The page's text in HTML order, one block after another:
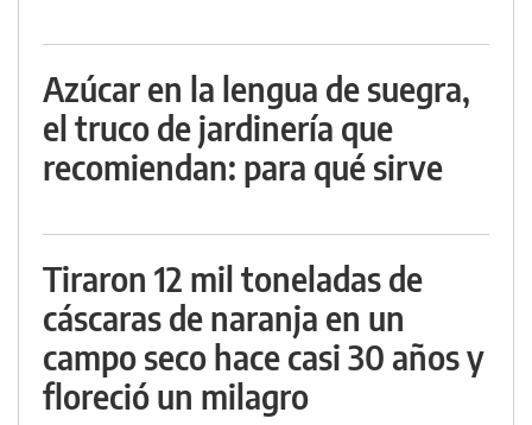
Azúcar en la lengua de suegra,
el truco de jardinería que
recomiendan: para qué sirve
Tiraron 12 mil toneladas de
cáscaras de naranja en un
campo seco hace casi 30 años y
floreció un milagro